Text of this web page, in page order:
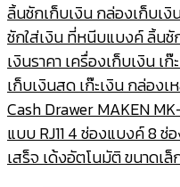
ลิ้นชักเก็บเงิน กล่องเก็บเ
ชักใส่เงิน ที่หนีบแบงค์ ลิ้น
เงินราคา เครื่องเก็บเงิน เ
เก็บเงินสด เก๊ะเงิน กล่อง
Cash Drawer MAKEN
แบบ RJ11 4 ช่องแบงค์ 8
เสร็จ เด้งอัตโนมัติ ขนาดเล็